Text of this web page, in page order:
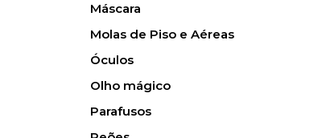
Máscara
Molas de Piso e Aéreas
Óculos
Olho mágico
Parafusos